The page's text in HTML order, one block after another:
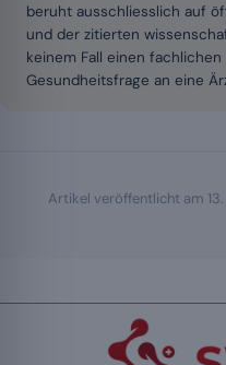
beruht ausschliesslich auf
und der zitierten
keinem Fall einen
Gesundheitsfrage an eine
Artikel veröffentlicht am